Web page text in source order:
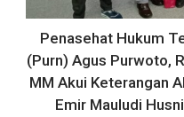
Penasehat Hukum
(Purn) Agus Purwoto,
MM Akui Keterangan
Emir Mauludi